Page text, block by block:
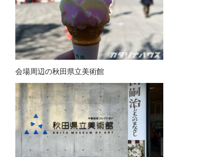
会場周辺の秋田県立美術館